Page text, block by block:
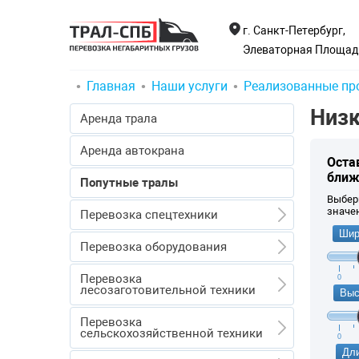
г. Санкт-Петербург,
Элеваторная
Главная Наши услуги Реализованные
0
0
Аренда трала
Аренда автокрана
Попутные тралы
Перевозка спецтехники
Перевозка спецтехники
Перевозка экскаваторов
Перевозка бульдозеров
Перевозка погрузчиков
Перевозка кранов
Перевозка оборудования
Перевозка оборудования
Перевозка емкостей
Перевозка трансформаторов
Перевозка
лесозаготовительной техники
Перевозка лесозаготовительной
техники
Перевозка форвардеров
Перевозка
сельскохозяйственной техники